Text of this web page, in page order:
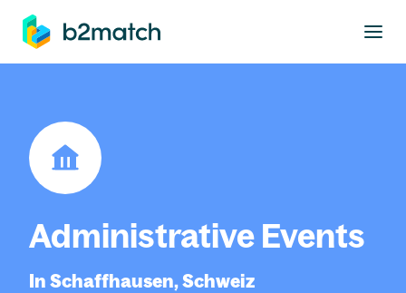
springen
Administrative Events
In Schaffhausen, Schweiz